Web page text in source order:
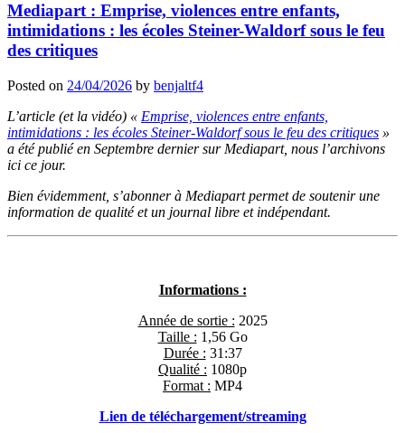
Mediapart : Emprise, violences entre enfants,
intimidations : les écoles Steiner-Waldorf sous le feu
des critiques
Posted on 24/04/2026 by benjaltf4
L’article (et la vidéo) « Emprise, violences entre enfants,
intimidations : les écoles Steiner-Waldorf sous le feu des critiques »
a été publié en Septembre dernier sur Mediapart, nous l’archivons
ici ce jour.
Bien évidemment, s’abonner à Mediapart permet de soutenir une
information de qualité et un journal libre et indépendant.
Informations :
Année de sortie : 2025
Taille : 1,56 Go
Durée : 31:37
Qualité : 1080p
Format : MP4
Lien de téléchargement/streaming